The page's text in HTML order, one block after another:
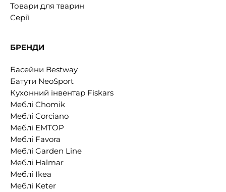
Товари для тварин
Серії
БРЕНДИ
Басейни Bestway
Батути NeoSport
Кухонний інвентар Fiskars
Меблі Chomik
Меблі Corciano
Меблі EMTOP
Меблі Favora
Меблі Garden Line
Меблі Halmar
Меблі Ikea
Меблі Keter